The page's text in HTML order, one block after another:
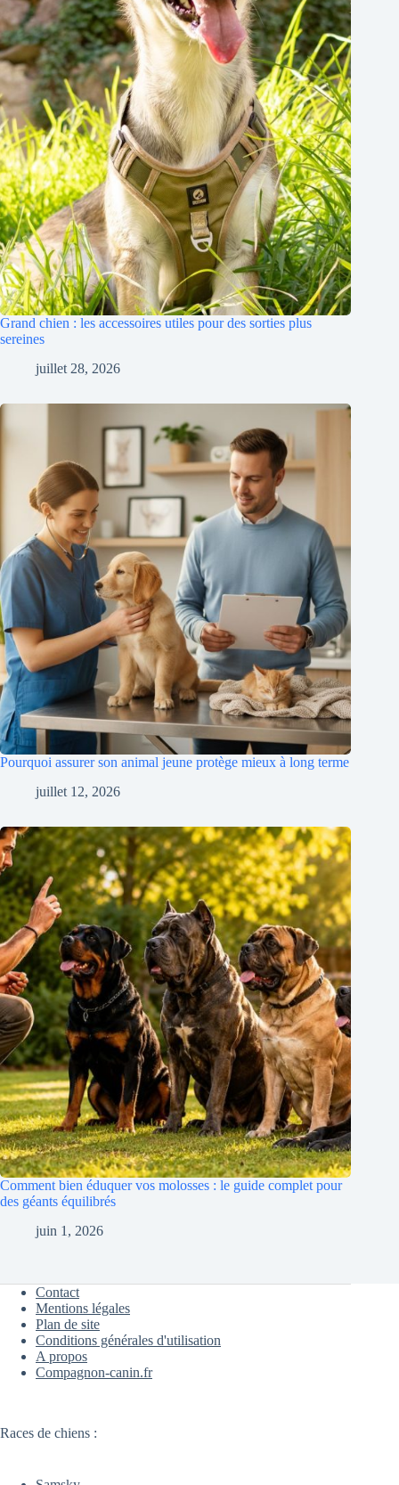
Grand chien : les accessoires utiles pour des sorties plus
sereines
juillet 28, 2026
Pourquoi assurer son animal jeune protège mieux à long terme
juillet 12, 2026
Comment bien éduquer vos molosses : le guide complet pour
des géants équilibrés
juin 1, 2026
Contact
Mentions légales
Plan de site
Conditions générales d'utilisation
A propos
Compagnon-canin.fr
Races de chiens :